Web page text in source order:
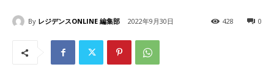
By レジデンスONLINE 編集部 2022年9月30日 0
428